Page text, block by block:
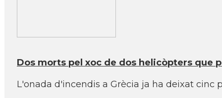
Dos morts pel xoc de dos helicòpters que
L'onada d'incendis a Grècia ja ha deixat